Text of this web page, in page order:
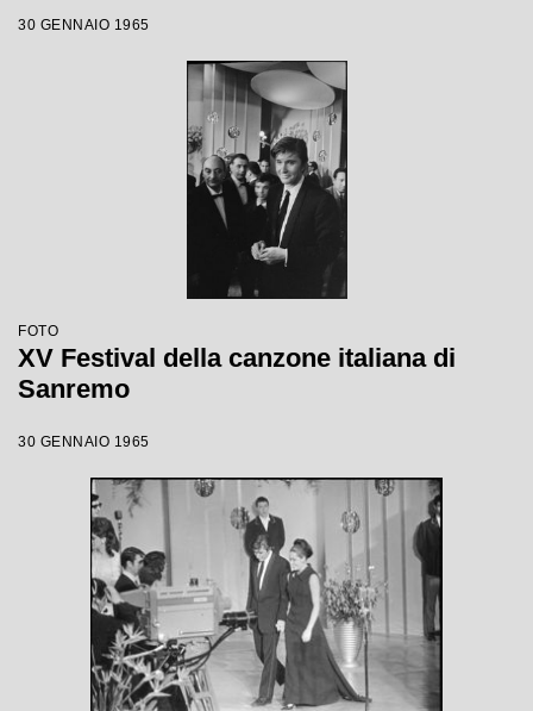
30 GENNAIO 1965
FOTO
XV Festival della canzone italiana di
Sanremo
30 GENNAIO 1965